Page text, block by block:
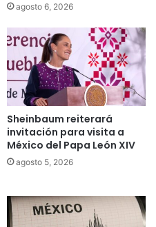
agosto 6, 2026
Sheinbaum reiterará
invitación para visita a
México del Papa León XIV
agosto 5, 2026